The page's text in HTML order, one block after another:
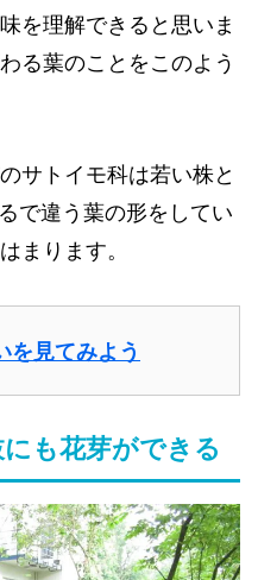
を理解できると思いま
る葉のことをこのよう
サトイモ科は若い株と
で違う葉の形をしてい
まります。
を見てみよう
も花芽ができる